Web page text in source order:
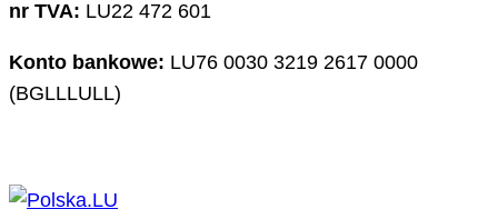
nr TVA: LU22 472 601
Konto bankowe: LU76 0030 3219 2617 0000
(BGLLLULL)